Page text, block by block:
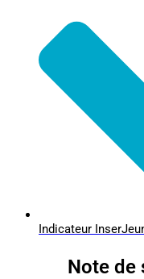
Indicateur
Note de